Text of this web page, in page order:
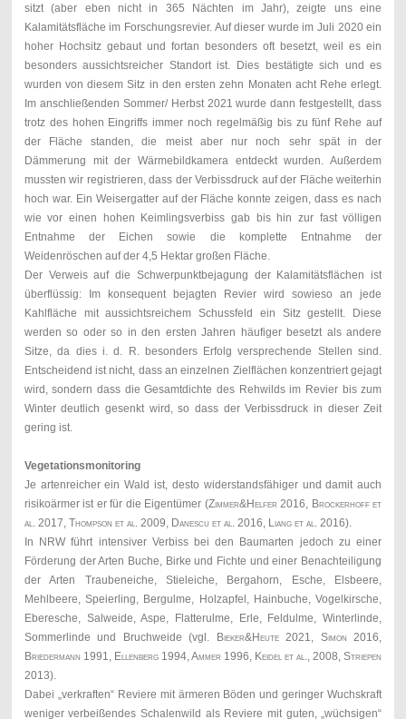
sitzt (aber eben nicht in 365 Nächten im Jahr), zeigte uns eine
Kalamitätsfläche im Forschungsrevier. Auf dieser wurde im Juli 2020 ein
hoher Hochsitz gebaut und fortan besonders oft besetzt, weil es ein
besonders aussichtsreicher Standort ist. Dies bestätigte sich und es
wurden von diesem Sitz in den ersten zehn Monaten acht Rehe erlegt.
Im anschließenden Sommer/ Herbst 2021 wurde dann festgestellt, dass
trotz des hohen Eingriffs immer noch regelmäßig bis zu fünf Rehe auf
der Fläche standen, die meist aber nur noch sehr spät in der
Dämmerung mit der Wärmebildkamera entdeckt wurden. Außerdem
mussten wir registrieren, dass der Verbissdruck auf der Fläche weiterhin
hoch war. Ein Weisergatter auf der Fläche konnte zeigen, dass es nach
wie vor einen hohen Keimlingsverbiss gab bis hin zur fast völligen
Entnahme der Eichen sowie die komplette Entnahme der
Weidenröschen auf der 4,5 Hektar großen Fläche.
Der Verweis auf die Schwerpunktbejagung der Kalamitätsflächen ist
überflüssig: Im konsequent bejagten Revier wird sowieso an jede
Kahlfläche mit aussichtsreichem Schussfeld ein Sitz gestellt. Diese
werden so oder so in den ersten Jahren häufiger besetzt als andere
Sitze, da dies i. d. R. besonders Erfolg versprechende Stellen sind.
Entscheidend ist nicht, dass an einzelnen Zielflächen konzentriert gejagt
wird, sondern dass die Gesamtdichte des Rehwilds im Revier bis zum
Winter deutlich gesenkt wird, so dass der Verbissdruck in dieser Zeit
gering ist.
Vegetationsmonitoring
Je artenreicher ein Wald ist, desto widerstandsfähiger und damit auch
risikoärmer ist er für die Eigentümer (Zimmer&Helfer 2016, Brockerhoff et
al. 2017, Thompson et al
. 2009, Danescu et al. 2016, Liang et al.
2016).
In NRW führt intensiver Verbiss bei den Baumarten jedoch zu einer
Förderung der Arten Buche, Birke und Fichte und einer Benachteiligung
der Arten Traubeneiche, Stieleiche, Bergahorn, Esche, Elsbeere,
Mehlbeere, Speierling, Bergulme, Holzapfel, Hainbuche, Vogelkirsche,
Eberesche, Salweide, Aspe, Flatterulme, Erle, Feldulme, Winterlinde,
Sommerlinde und Bruchweide (vgl. Bieker&Heute 2021, Simon 2016,
Briedermann 1991, Ellenberg 1994, Ammer 1996, Keidel et al., 2008, Striepen
2013).
Dabei „verkraften“ Reviere mit ärmeren Böden und geringer Wuchskraft
weniger verbeißendes Schalenwild als Reviere mit guten, „wüchsigen“